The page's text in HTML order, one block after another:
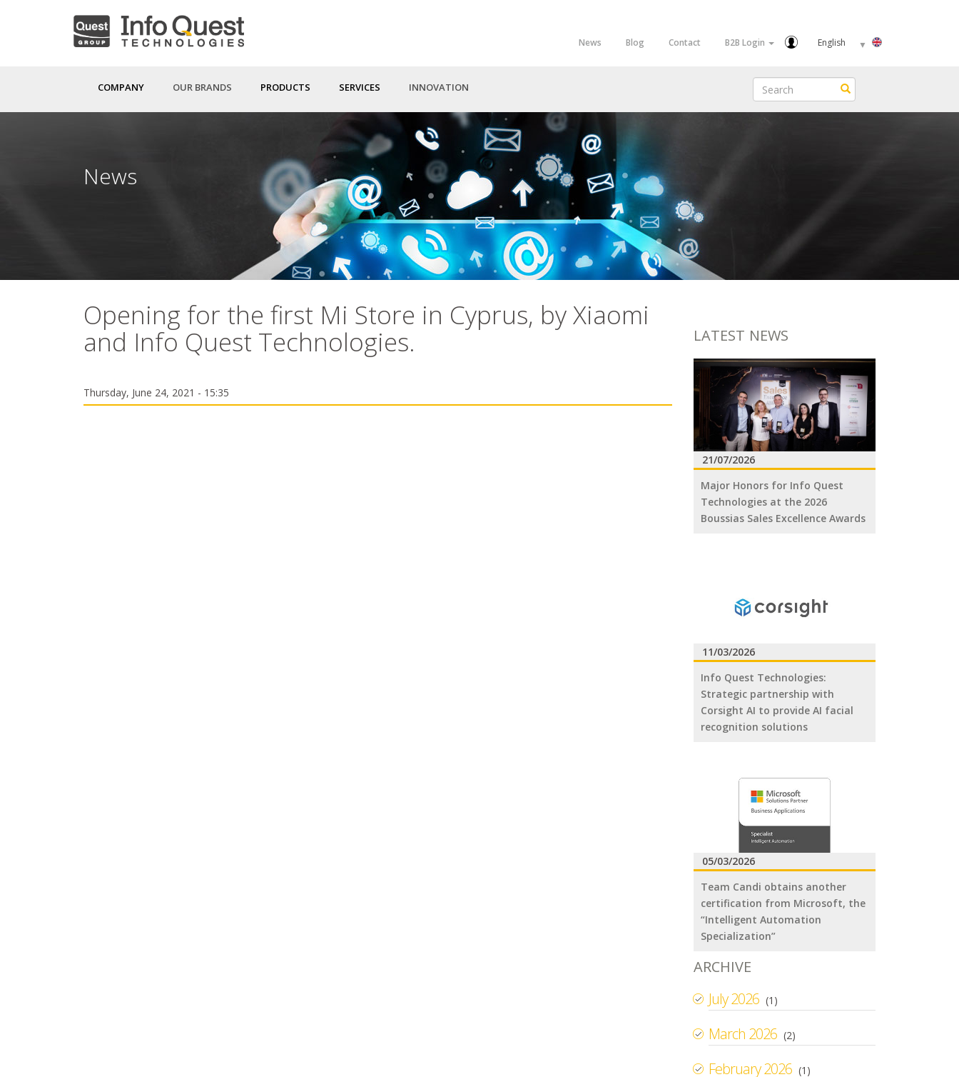
News Blog Contact B2B Login
Select
language
COMPANY OUR BRANDS PRODUCTS SERVICES INNOVATION Search Search
News
LATEST NEWS
21/07/2026
Major Honors for Info Quest
Technologies at the 2026
Boussias Sales Excellence Awards
11/03/2026
Info Quest Technologies:
Strategic partnership with
Corsight AI to provide AI facial
recognition solutions
05/03/2026
Team Candi obtains another
certification from Microsoft, the
“Intelligent Automation
Specialization”
ARCHIVE
July 2026 (1)
March 2026 (2)
February 2026 (1)
Opening for the first Mi Store in Cyprus, by Xiaomi
and Info Quest Technologies.
Thursday, June 24, 2021 - 15:35